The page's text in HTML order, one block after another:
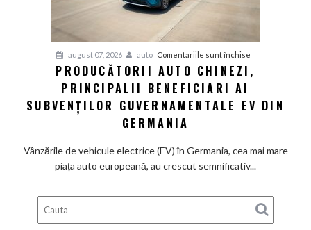
și
100%
august 07, 2026 auto Comentariile sunt închise
chinezi,
din
Germania
PRODUCĂTORII AUTO CHINEZI,
PRINCIPALII BENEFICIARI AI
SUBVENȚILOR GUVERNAMENTALE EV DIN
GERMANIA
Vânzările de vehicule electrice (EV) în Germania, cea mai mare
piața auto europeană, au crescut semnificativ...